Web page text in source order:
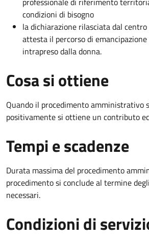
condizioni di bisogno
la dichiarazione rilasciata dal
attesta il percorso di
intrapreso dalla donna.
Cosa si ottiene
Quando il procedimento amministrativo
positivamente si ottiene un contributo
Tempi e scadenze
Durata massima del procedimento
procedimento si conclude al termine
necessari.
Condizioni di